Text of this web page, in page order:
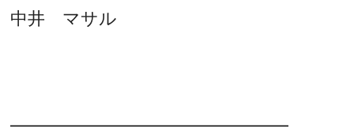
中井 マサル
━━━━━━━━━━━━━━━━